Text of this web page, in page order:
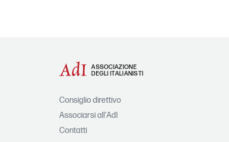
ASSOCIAZIONE
DEGLI ITALIANISTI
Consiglio direttivo
Associarsi all'AdI
Contatti